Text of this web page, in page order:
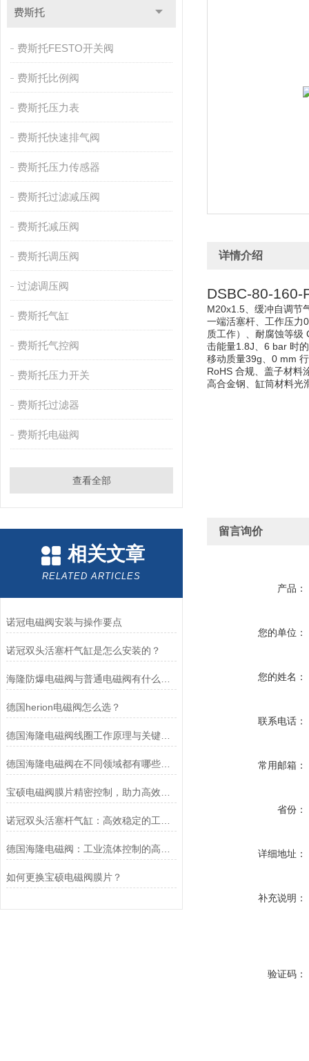
费斯托
费斯托FESTO开关阀
费斯托比例阀
费斯托压力表
费斯托快速排气阀
费斯托压力传感器
费斯托过滤减压阀
费斯托减压阀
费斯托调压阀
过滤调压阀
费斯托气缸
费斯托气控阀
费斯托压力开关
费斯托过滤器
费斯托电磁阀
查看全部
相关文章
RELATED ARTICLES
诺冠电磁阀安装与操作要点
诺冠双头活塞杆气缸是怎么安装的？
德国herion电磁阀怎么选？
德国海隆电磁阀线圈工作原理与关键作用
德国海隆电磁阀在不同领域都有哪些应用？
如何更换宝硕电磁阀膜片？
详情介绍
DSBC-80-160-
M20x1.5、 缓冲自调节
一端活塞杆、 工作压力
质工作）、 耐腐蚀等级
击能量1.8J、 6 bar 时
移动质量39g、 0 mm
RoHS 合规、 盖子材料
高合金钢、 缸筒材料光
留言询价
产品：
您的单位：
您的姓名：
联系电话：
常用邮箱：
省份：
详细地址：
补充说明：
验证码：